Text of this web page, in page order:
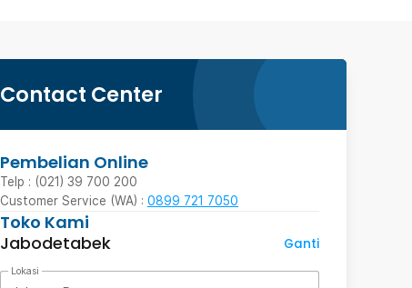
Contact Center
Pembelian Online
Telp : (021) 39 700 200
Customer Service (WA) : 0899 721 7050
Toko Kami
Jabodetabek
Ganti
Lokasi